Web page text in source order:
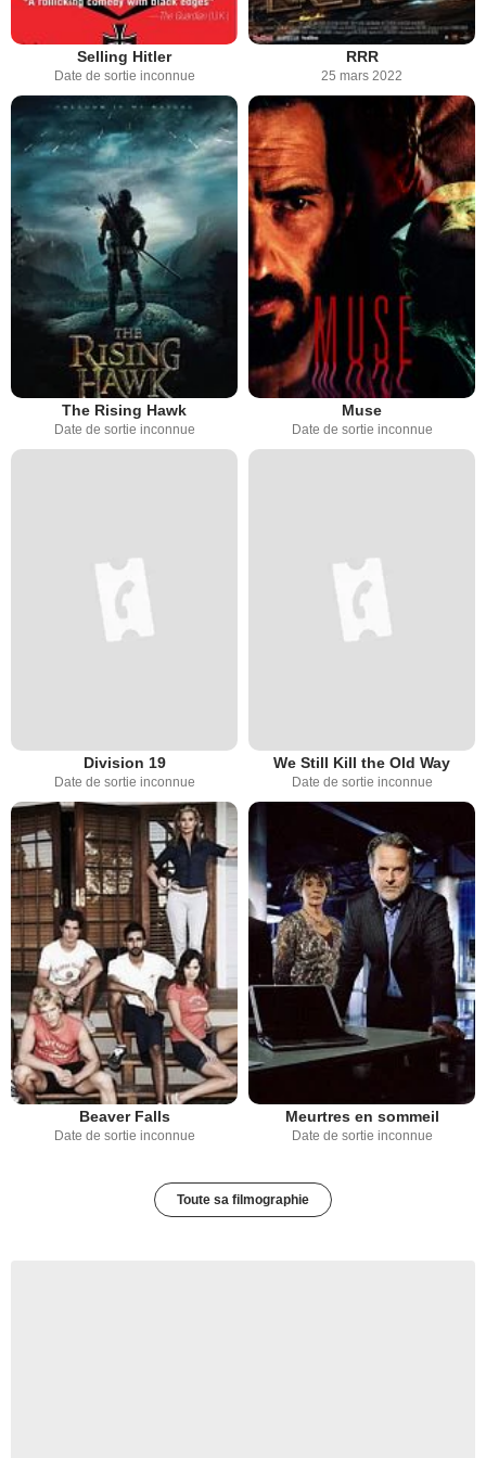
Selling Hitler
Date de sortie inconnue
RRR
25 mars 2022
The Rising Hawk
Date de sortie inconnue
Muse
Date de sortie inconnue
Division 19
Date de sortie inconnue
We Still Kill the Old Way
Date de sortie inconnue
Beaver Falls
Date de sortie inconnue
Meurtres en sommeil
Date de sortie inconnue
Toute sa filmographie